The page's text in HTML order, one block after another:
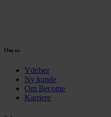
Om os
Ydelser
Ny kunde
Om Become
Karriere